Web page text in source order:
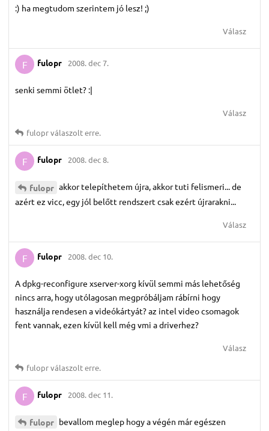
:) ha megtudom szerintem jó lesz! ;)
Válasz
F fulopr 2008. dec 7.
senki semmi ötlet? :|
Válasz
fuloprválaszolt erre.
F fulopr 2008. dec 8.
fulopr akkor telepíthetem újra, akkor tuti felismeri... de
azért ez vicc, egy jól belőtt rendszert csak ezért újrarakni...
Válasz
F fulopr 2008. dec 10.
A dpkg-reconfigure xserver-xorg kívül semmi más lehetőség
nincs arra, hogy utólagosan megpróbáljam rábírni hogy
használja rendesen a videókártyát? az intel video csomagok
fent vannak, ezen kívül kell még vmi a driverhez?
Válasz
fuloprválaszolt erre.
F fulopr 2008. dec 11.
fulopr bevallom meglep hogy a végén már egészen